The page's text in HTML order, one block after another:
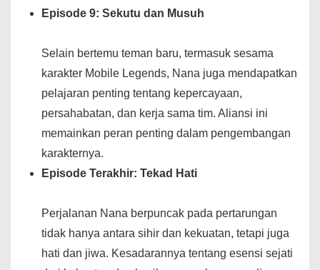
Episode 9: Sekutu dan Musuh
Selain bertemu teman baru, termasuk sesama
karakter Mobile Legends, Nana juga mendapatkan
pelajaran penting tentang kepercayaan,
persahabatan, dan kerja sama tim. Aliansi ini
memainkan peran penting dalam pengembangan
karakternya.
Episode Terakhir: Tekad Hati
Perjalanan Nana berpuncak pada pertarungan
tidak hanya antara sihir dan kekuatan, tetapi juga
hati dan jiwa. Kesadarannya tentang esensi sejati